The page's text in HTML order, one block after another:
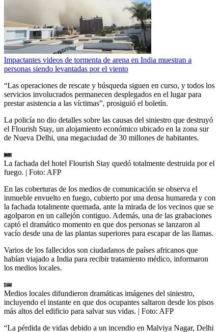
Impactantes videos de tormenta de arena en India muestran a
personas siendo levantadas por el viento
“Las operaciones de rescate y búsqueda siguen en curso, y todos los
servicios involucrados permanecen desplegados en el lugar para
prestar asistencia a las víctimas”, prosiguió el boletín.
La policía no dio detalles sobre las causas del siniestro que destruyó
el Flourish Stay, un alojamiento económico ubicado en la zona sur
de Nueva Delhi, una megaciudad de 30 millones de habitantes.
La fachada del hotel Flourish Stay quedó totalmente destruida por el
fuego. | Foto: AFP
En las coberturas de los medios de comunicación se observa el
inmueble envuelto en fuego, cubierto por una densa humareda y con
la fachada totalmente quemada, ante la mirada de los vecinos que se
agolparon en un callejón contiguo. Además, una de las grabaciones
captó el dramático momento en que dos personas se lanzaron al
vacío desde una de las plantas superiores para escapar de las llamas.
Varios de los fallecidos son ciudadanos de países africanos que
habían viajado a India para recibir tratamiento médico, informaron
los medios locales.
Medios locales difundieron dramáticas imágenes del siniestro,
incluyendo el instante en que dos ocupantes saltaron desde los pisos
más altos del edificio para salvar sus vidas. | Foto: AFP
“La pérdida de vidas debido a un incendio en Malviya Nagar, Delhi